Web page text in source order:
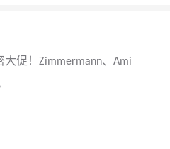
大促！Zimmermann、Ami